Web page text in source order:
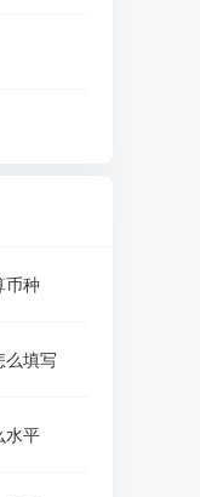
币种
么填写
水平